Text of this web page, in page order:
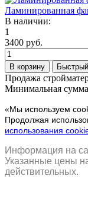
Ламинированная
В наличии:
1
3400 руб.
В корзину
Продажа
Минимальная сумма
«Мы используем
Продолжая
использования
Информация на
Указанные цены
действительных.